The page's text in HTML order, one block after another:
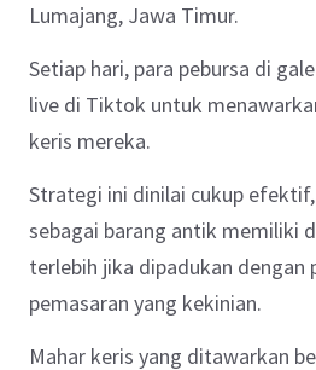
Lumajang, Jawa Timur.
Setiap hari, para pebursa di
live di Tiktok untuk
keris mereka.
Strategi ini dinilai cukup
sebagai barang antik memiliki
terlebih jika dipadukan dengan
pemasaran yang kekinian.
Mahar keris yang ditawarkan